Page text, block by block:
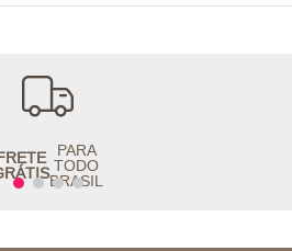
PARA
TODO
BRASIL